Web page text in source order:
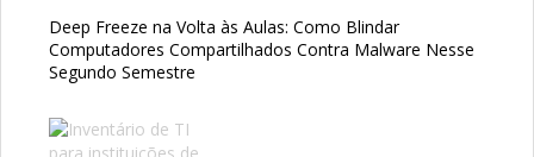
Deep Freeze na Volta às Aulas: Como Blindar
Computadores Compartilhados Contra Malware Nesse
Segundo Semestre